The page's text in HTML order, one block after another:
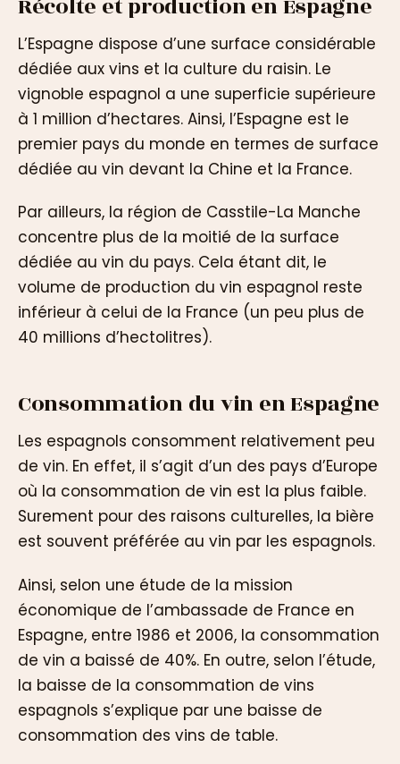
Récolte et production en Espagne
L’Espagne dispose d’une surface considérable
dédiée aux vins et la culture du raisin. Le
vignoble espagnol a une superficie supérieure
à 1 million d’hectares. Ainsi, l’Espagne est le
premier pays du monde en termes de surface
dédiée au vin devant la Chine et la France.
Par ailleurs, la région de Casstile-La Manche
concentre plus de la moitié de la surface
dédiée au vin du pays. Cela étant dit, le
volume de production du vin espagnol reste
inférieur à celui de la France (un peu plus de
40 millions d’hectolitres).
Consommation du vin en Espagne
Les espagnols consomment relativement peu
de vin. En effet, il s’agit d’un des pays d’Europe
où la consommation de vin est la plus faible.
Surement pour des raisons culturelles, la bière
est souvent préférée au vin par les espagnols.
Ainsi, selon une étude de la mission
économique de l’ambassade de France en
Espagne, entre 1986 et 2006, la consommation
de vin a baissé de 40%. En outre, selon l’étude,
la baisse de la consommation de vins
espagnols s’explique par une baisse de
consommation des vins de table.